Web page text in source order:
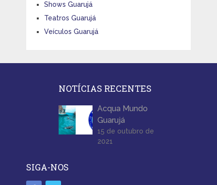
Shows Guarujá
Teatros Guarujá
Veículos Guarujá
NOTÍCIAS RECENTES
Acqua Mundo
Guarujá
15 de outubro de
2021
SIGA-NOS